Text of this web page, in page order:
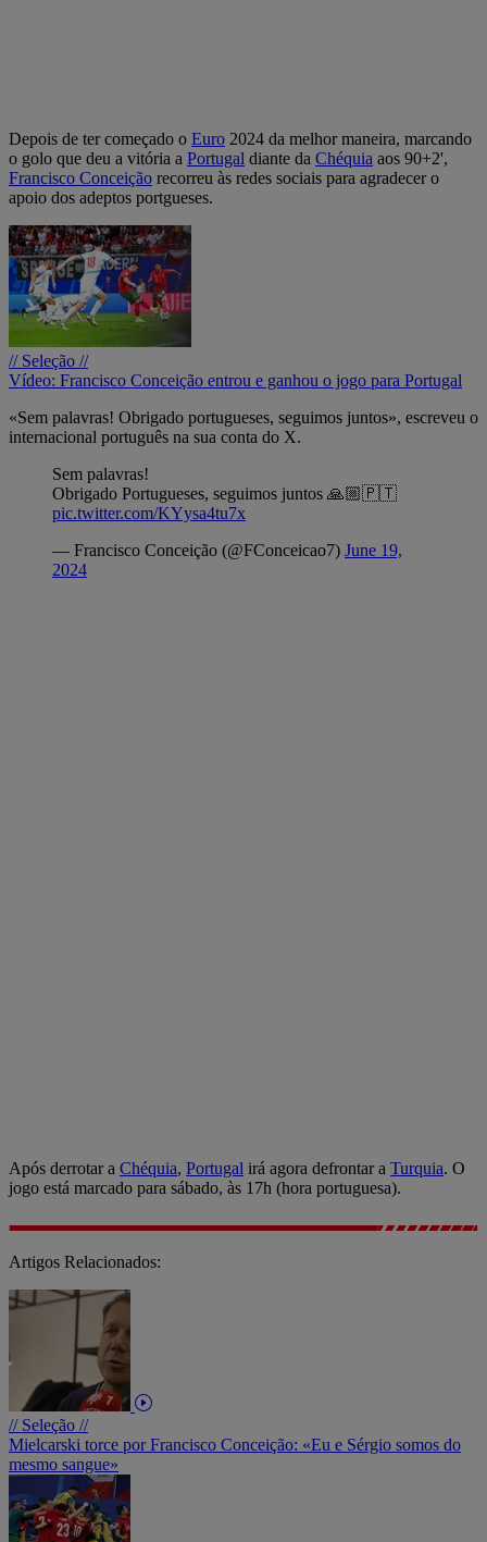
Depois de ter começado o Euro 2024 da melhor maneira, marcando
o golo que deu a vitória a Portugal diante da Chéquia aos 90+2',
Francisco Conceição recorreu às redes sociais para agradecer o
apoio dos adeptos portgueses.
// Seleção //
Vídeo: Francisco Conceição entrou e ganhou o jogo para Portugal
«Sem palavras! Obrigado portugueses, seguimos juntos», escreveu o
internacional português na sua conta do X.
Sem palavras!
Obrigado Portugueses, seguimos juntos 🙏🏼🇵🇹
pic.twitter.com/KYysa4tu7x
— Francisco Conceição (@FConceicao7) June 19,
2024
Após derrotar a Chéquia, Portugal irá agora defrontar a Turquia. O
jogo está marcado para sábado, às 17h (hora portuguesa).
Artigos Relacionados:
// Seleção //
Mielcarski torce por Francisco Conceição: «Eu e Sérgio somos do
mesmo sangue»